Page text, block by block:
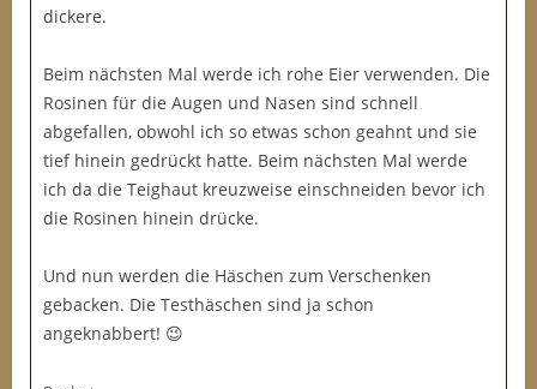
dickere.
Beim nächsten Mal werde ich rohe Eier verwenden. Die
Rosinen für die Augen und Nasen sind schnell
abgefallen, obwohl ich so etwas schon geahnt und sie
tief hinein gedrückt hatte. Beim nächsten Mal werde
ich da die Teighaut kreuzweise einschneiden bevor ich
die Rosinen hinein drücke.
Und nun werden die Häschen zum Verschenken
gebacken. Die Testhäschen sind ja schon
angeknabbert! 😉